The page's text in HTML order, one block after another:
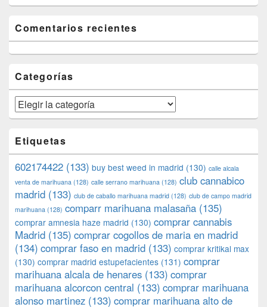
Comentarios recientes
Categorías
Categorías
Etiquetas
602174422 (133) buy best weed in madrid (130) calle alcala
venta de marihuana (128) calle serrano marihuana (128) club cannabico
madrid (133) club de caballo marihuana madrid (128) club de campo madrid
marihuana (128) comparr marihuana malasaña (135)
comprar amnesia haze madrid (130) comprar cannabis
Madrid (135) comprar cogollos de maria en madrid
(134) comprar faso en madrid (133) comprar kritikal max
(130) comprar madrid estupefacientes (131) comprar
marihuana alcala de henares (133) comprar
marihuana alcorcon central (133) comprar marihuana
alonso martinez (133) comprar marihuana alto de